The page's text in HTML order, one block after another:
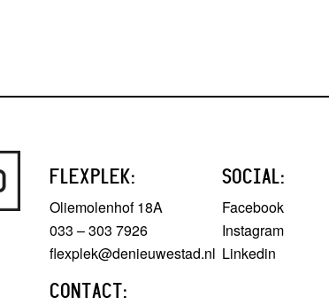
FLEXPLEK:
Oliemolenhof 18A
033 – 303 7926
flexplek@denieuwestad.nl
CONTACT:
SOCIAL:
Facebook
Instagram
Linkedin